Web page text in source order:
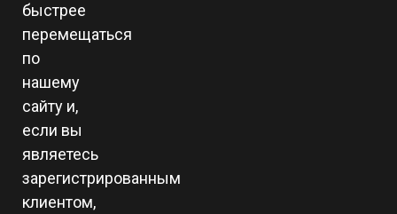
быстрее
перемещаться
по
нашему
сайту и,
если вы
являетесь
зарегистрированным
клиентом,